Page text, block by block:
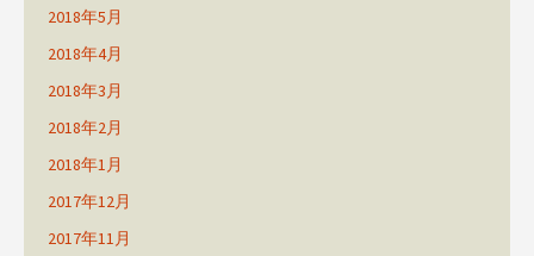
2018年5月
2018年4月
2018年3月
2018年2月
2018年1月
2017年12月
2017年11月